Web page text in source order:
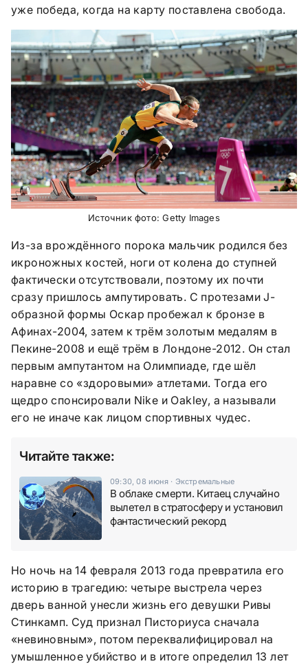
уже победа, когда на карту поставлена свобода.
Источник фото: Getty Images
Из-за врождённого порока мальчик родился без
икроножных костей, ноги от колена до ступней
фактически отсутствовали, поэтому их почти
сразу пришлось ампутировать. С протезами J-
образной формы Оскар пробежал к бронзе в
Афинах-2004, затем к трём золотым медалям в
Пекине-2008 и ещё трём в Лондоне-2012. Он стал
первым ампутантом на Олимпиаде, где шёл
наравне со «здоровыми» атлетами. Тогда его
щедро спонсировали Nike и Oakley, а называли
его не иначе как лицом спортивных чудес.
Читайте также:
09:30, 08 июня· Экстремальные
В облаке смерти. Китаец случайно
вылетел в стратосферу и установил
фантастический рекорд
Но ночь на 14 февраля 2013 года превратила его
историю в трагедию: четыре выстрела через
дверь ванной унесли жизнь его девушки Ривы
Стинкамп. Суд признал Писториуса сначала
«невиновным», потом переквалифицировал на
умышленное убийство и в итоге определил 13 лет